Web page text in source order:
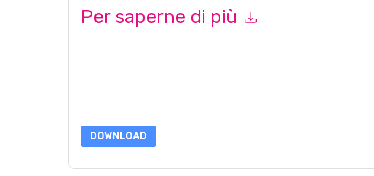
Per saperne di più
DOWNLOAD